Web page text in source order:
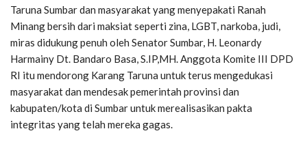
Taruna Sumbar dan masyarakat yang menyepakati Ranah
Minang bersih dari maksiat seperti zina, LGBT, narkoba, judi,
miras didukung penuh oleh Senator Sumbar, H. Leonardy
Harmainy Dt. Bandaro Basa, S.IP,MH. Anggota Komite III DPD
RI itu mendorong Karang Taruna untuk terus mengedukasi
masyarakat dan mendesak pemerintah provinsi dan
kabupaten/kota di Sumbar untuk merealisasikan pakta
integritas yang telah mereka gagas.